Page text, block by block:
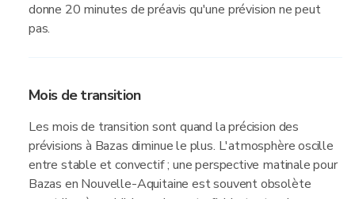
donne 20 minutes de préavis qu'une prévision ne peut
pas.
Mois de transition
Les mois de transition sont quand la précision des
prévisions à Bazas diminue le plus. L'atmosphère oscille
entre stable et convectif ; une perspective matinale pour
Bazas en Nouvelle-Aquitaine est souvent obsolète